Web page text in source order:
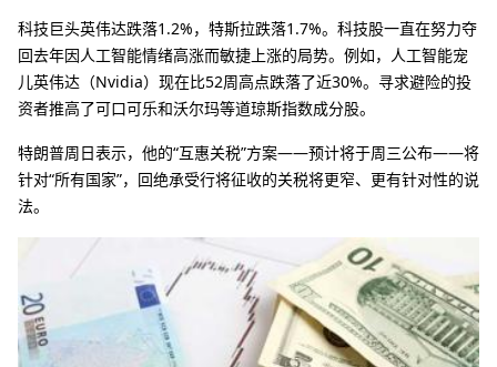
科技巨头英伟达跌落1.2%，特斯拉跌落1.7%。科技股一直在努力夺
回去年因人工智能情绪高涨而敏捷上涨的局势。例如，人工智能宠
儿英伟达（Nvidia）现在比52周高点跌落了近30%。寻求避险的投
资者推高了可口可乐和沃尔玛等道琼斯指数成分股。
特朗普周日表示，他的“互惠关税”方案——预计将于周三公布——将
针对“所有国家”，回绝承受行将征收的关税将更窄、更有针对性的说
法。